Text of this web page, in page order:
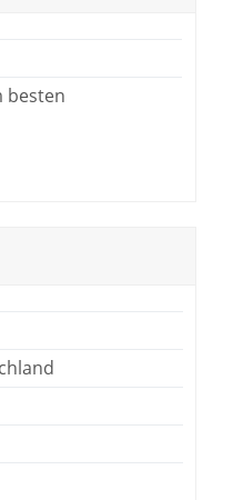
besten